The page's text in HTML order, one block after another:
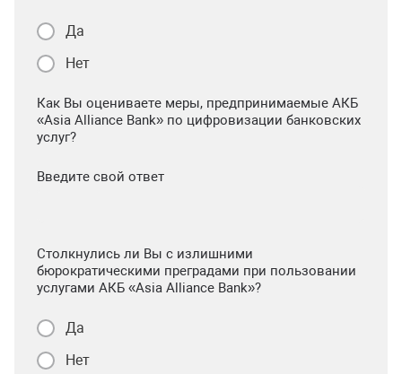
Да
Нет
Как Вы оцениваете меры, предпринимаемые АКБ
«Asia Alliance Bank» по цифровизации банковских
услуг?
Введите свой ответ
Столкнулись ли Вы с излишними
бюрократическими преградами при пользовании
услугами АКБ «Asia Alliance Bank»?
Да
Нет